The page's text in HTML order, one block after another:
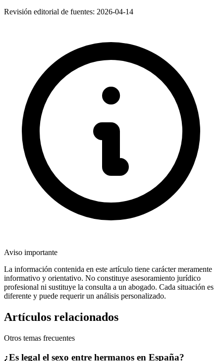
Revisión editorial de fuentes: 2026-04-14
Aviso importante
La información contenida en este artículo tiene carácter meramente
informativo y orientativo. No constituye asesoramiento jurídico
profesional ni sustituye la consulta a un abogado. Cada situación es
diferente y puede requerir un análisis personalizado.
Artículos relacionados
Otros temas frecuentes
¿Es legal el sexo entre hermanos en España?